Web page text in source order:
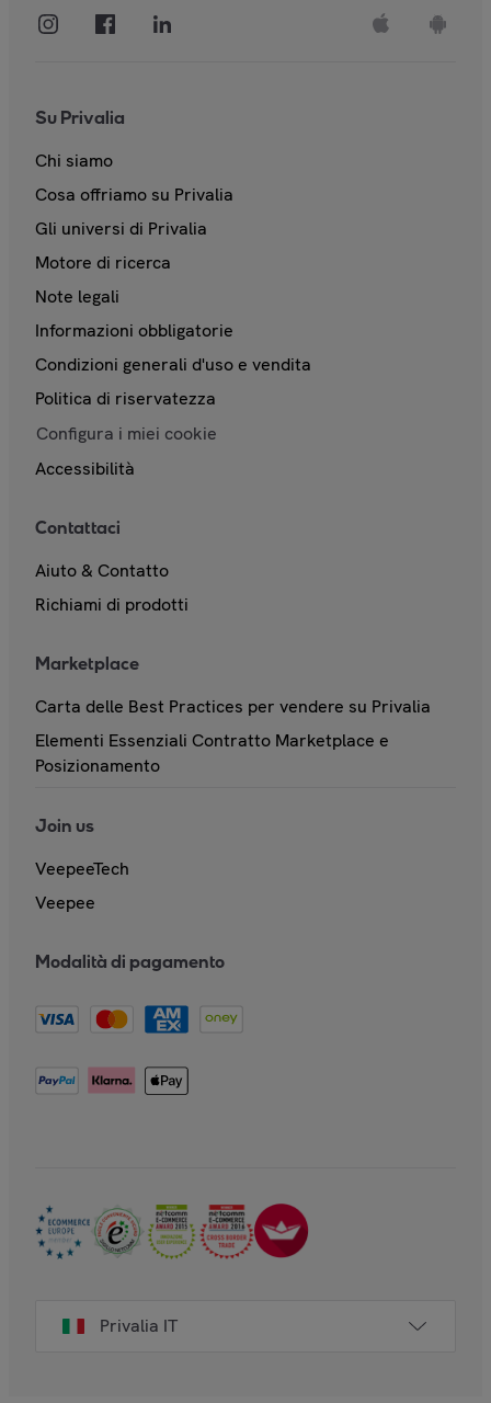
Su Privalia
Chi siamo
Cosa offriamo su Privalia
Gli universi di Privalia
Motore di ricerca
Note legali
Informazioni obbligatorie
Condizioni generali d'uso e vendita
Politica di riservatezza
Configura i miei cookie
Accessibilità
Contattaci
Aiuto & Contatto
Richiami di prodotti
Marketplace
Carta delle Best Practices per vendere su Privalia
Elementi Essenziali Contratto Marketplace e
Posizionamento
Join us
VeepeeTech
Veepee
Modalità di pagamento
Privalia IT